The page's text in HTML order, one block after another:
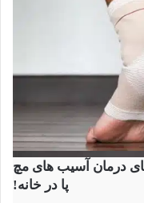
درمان آسیب های مچ
پا در خانه!